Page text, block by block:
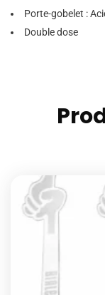
Porte-gobelet :
Double dose